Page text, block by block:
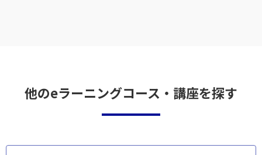
他のeラーニングコース・講座を探す